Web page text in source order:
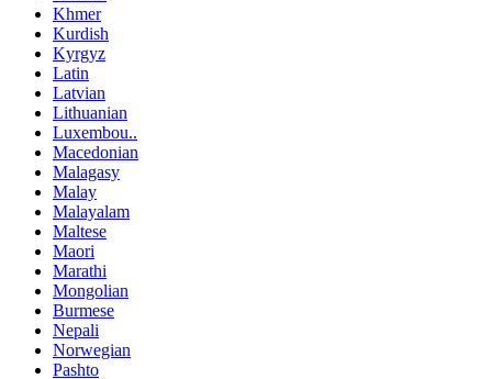
Khmer
Kurdish
Kyrgyz
Latin
Latvian
Lithuanian
Luxembou..
Macedonian
Malagasy
Malay
Malayalam
Maltese
Maori
Marathi
Mongolian
Burmese
Nepali
Norwegian
Pashto